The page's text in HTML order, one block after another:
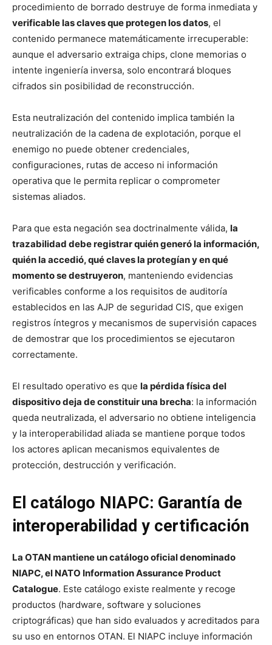
procedimiento de borrado destruye de forma inmediata y
verificable las claves que protegen los datos, el
contenido permanece matemáticamente irrecuperable:
aunque el adversario extraiga chips, clone memorias o
intente ingeniería inversa, solo encontrará bloques
cifrados sin posibilidad de reconstrucción.
Esta neutralización del contenido implica también la
neutralización de la cadena de explotación, porque el
enemigo no puede obtener credenciales,
configuraciones, rutas de acceso ni información
operativa que le permita replicar o comprometer
sistemas aliados.
Para que esta negación sea doctrinalmente válida, la
trazabilidad debe registrar quién generó la información,
quién la accedió, qué claves la protegían y en qué
momento se destruyeron, manteniendo evidencias
verificables conforme a los requisitos de auditoría
establecidos en las AJP de seguridad CIS, que exigen
registros íntegros y mecanismos de supervisión capaces
de demostrar que los procedimientos se ejecutaron
correctamente.
El resultado operativo es que la pérdida física del
dispositivo deja de constituir una brecha: la información
queda neutralizada, el adversario no obtiene inteligencia
y la interoperabilidad aliada se mantiene porque todos
los actores aplican mecanismos equivalentes de
protección, destrucción y verificación.
El catálogo NIAPC: Garantía de
interoperabilidad y certificación
La OTAN mantiene un catálogo oficial denominado
NIAPC, el NATO Information Assurance Product
Catalogue. Este catálogo existe realmente y recoge
productos (hardware, software y soluciones
criptográficas) que han sido evaluados y acreditados para
su uso en entornos OTAN. El NIAPC incluye información